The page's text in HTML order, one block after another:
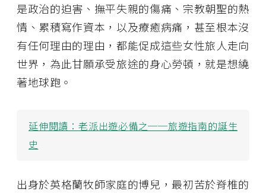
是政治的迫害、撫平失親的傷痛、宗教朝聖的熱
情、累積寫作資本，以及療癒病痛，甚至根本沒
有任何理由的理由，都能促成這些女性旅人走向
世界，為此甘願承受旅途的身心勞頓，就是想繞
著地球跑。
延伸閱讀： 老派出遊必備之──旅遊指南的誕生
史
出身於英格蘭牧師家庭的博兒，最初苦於脊椎的